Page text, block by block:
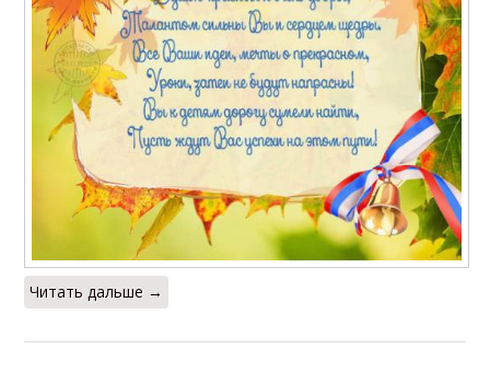
Читать дальше →